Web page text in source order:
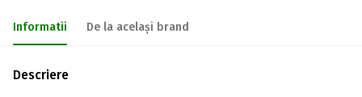
Informatii De la același brand
Descriere